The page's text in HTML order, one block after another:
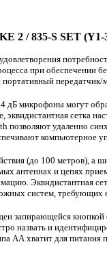
2 / 835-S SET (Y1-
при обеспечении
передатчик/
дБ микрофоны могут
эквидистантная
удаленно
компьютерное
(до 100 метров),
антеннах и цепях
Эквидистантная
систем, требующих
запирающейся
назвать и
АА хватит для